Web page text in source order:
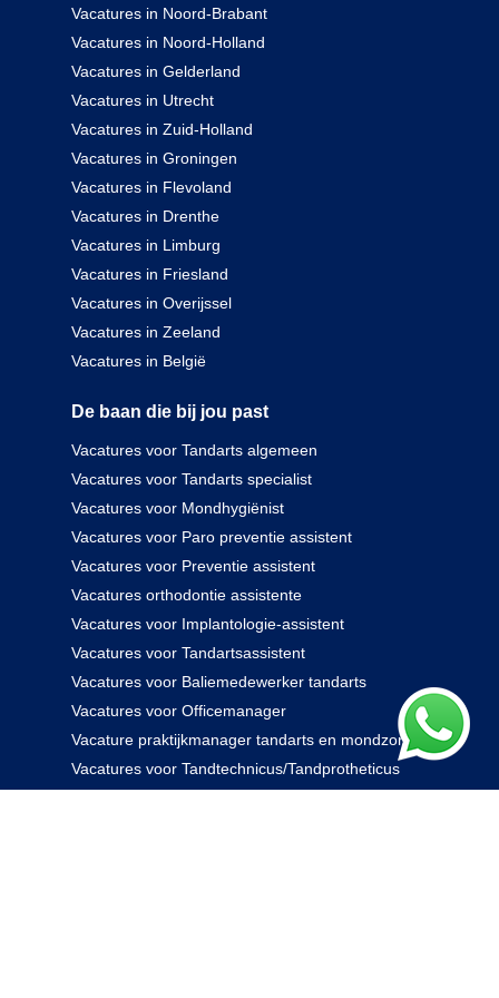
Vacatures in Noord-Brabant
Vacatures in Noord-Holland
Vacatures in Gelderland
Vacatures in Utrecht
Vacatures in Zuid-Holland
Vacatures in Groningen
Vacatures in Flevoland
Vacatures in Drenthe
Vacatures in Limburg
Vacatures in Friesland
Vacatures in Overijssel
Vacatures in Zeeland
Vacatures in België
De baan die bij jou past
Vacatures voor Tandarts algemeen
Vacatures voor Tandarts specialist
Vacatures voor Mondhygiënist
Vacatures voor Paro preventie assistent
Vacatures voor Preventie assistent
Vacatures orthodontie assistente
Vacatures voor Implantologie-assistent
Vacatures voor Tandartsassistent
Vacatures voor Baliemedewerker tandarts
Vacatures voor Officemanager
Vacature praktijkmanager tandarts en mondzorg
Vacatures voor Tandtechnicus/Tandprotheticus